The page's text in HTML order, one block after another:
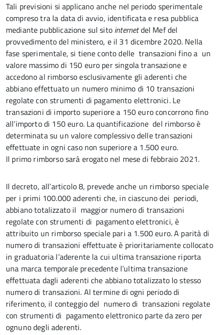
Tali previsioni si applicano anche nel periodo sperimentale
compreso tra la data di avvio, identificata e resa pubblica
mediante pubblicazione sul sito internetdel Mef del
provvedimento del ministero, e il 31 dicembre 2020. Nella
fase sperimentale, si tiene conto delle transazioni fino a un
valore massimo di 150 euro per singola transazione e
accedono al rimborso esclusivamente gli aderenti che
abbiano effettuato un numero minimo di 10 transazioni
regolate con strumenti di pagamento elettronici. Le
transazioni di importo superiore a 150 euro concorrono fino
all’importo di 150 euro. La quantificazione del rimborso è
determinata su un valore complessivo delle transazioni
effettuate in ogni caso non superiore a 1.500 euro.
Il primo rimborso sarà erogato nel mese di febbraio 2021.
Il decreto, all’articolo 8, prevede anche un rimborso speciale
per i primi 100.000 aderenti che, in ciascuno dei periodi,
abbiano totalizzato il maggior numero di transazioni
regolate con strumenti di pagamento elettronici, è
attribuito un rimborso speciale pari a 1.500 euro. A parità di
numero di transazioni effettuate è prioritariamente collocato
in graduatoria l’aderente la cui ultima transazione riporta
una marca temporale precedente l’ultima transazione
effettuata dagli aderenti che abbiano totalizzato lo stesso
numero di transazioni. Al termine di ogni periodo di
riferimento, il conteggio del numero di transazioni regolate
con strumenti di pagamento elettronico parte da zero per
ognuno degli aderenti.